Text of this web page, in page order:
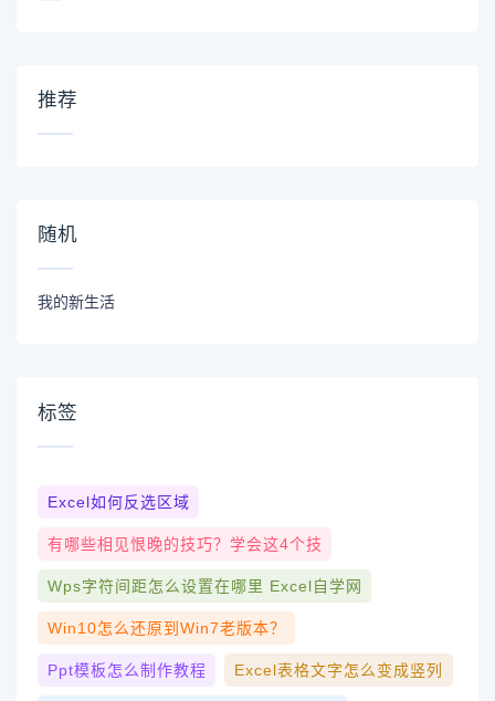
推荐
随机
我的新生活
标签
Excel如何反选区域
有哪些相见恨晚的技巧？学会这4个技
Wps字符间距怎么设置在哪里 Excel自学网
Win10怎么还原到win7老版本？
Ppt模板怎么制作教程 Excel表格文字怎么变成竖列